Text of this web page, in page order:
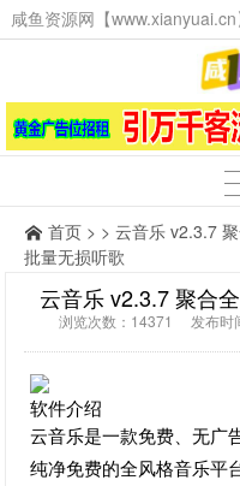
首页 > > 云音乐 v2.3.7
批量无损听歌
云音乐 v2.3.7 聚合
浏览次数：14371 发布时
软件介绍
云音乐是一款免费、无广
纯净免费的全风格音乐平